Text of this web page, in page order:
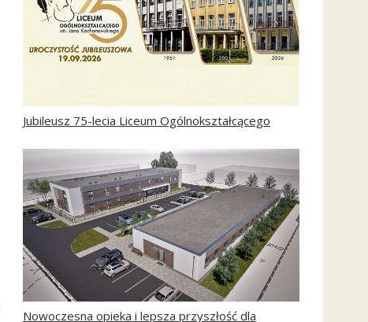
Jubileusz 75-lecia Liceum Ogólnokształcącego
Nowoczesna opieka i lepsza przyszłość dla